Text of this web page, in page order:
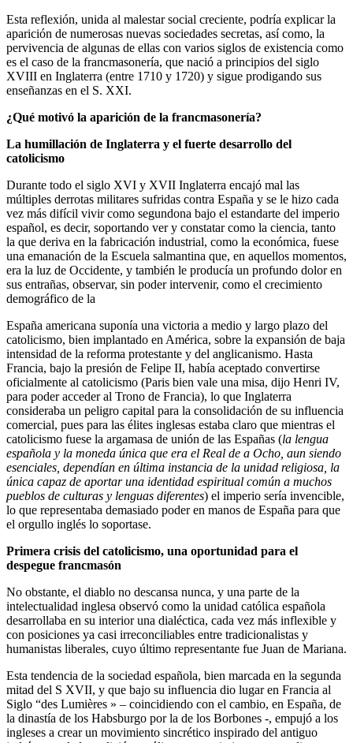
Esta reflexión, unida al malestar social creciente, podría explicar la
aparición de numerosas nuevas sociedades secretas, así como, la
pervivencia de algunas de ellas con varios siglos de existencia como
es el caso de la francmasonería, que nació a principios del siglo
XVIII en Inglaterra (entre 1710 y 1720) y sigue prodigando sus
enseñanzas en el S. XXI.
¿Qué motivó la aparición de la francmasonería?
La humillación de Inglaterra y el fuerte desarrollo del
catolicismo
Durante todo el siglo XVI y XVII Inglaterra encajó mal las
múltiples derrotas militares sufridas contra España y se le hizo cada
vez más difícil vivir como segundona bajo el estandarte del imperio
español, es decir, soportando ver y constatar como la ciencia, tanto
la que deriva en la fabricación industrial, como la económica, fuese
una emanación de la Escuela salmantina que, en aquellos momentos,
era la luz de Occidente, y también le producía un profundo dolor en
sus entrañas, observar, sin poder intervenir, como el crecimiento
demográfico de la
España americana suponía una victoria a medio y largo plazo del
catolicismo, bien implantado en América, sobre la expansión de baja
intensidad de la reforma protestante y del anglicanismo. Hasta
Francia, bajo la presión de Felipe II, había aceptado convertirse
oficialmente al catolicismo (Paris bien vale una misa, dijo Henri IV,
para poder acceder al Trono de Francia), lo que Inglaterra
consideraba un peligro capital para la consolidación de su influencia
comercial, pues para las élites inglesas estaba claro que mientras el
catolicismo fuese la argamasa de unión de las Españas (la lengua
española y la moneda única que era el Real de a Ocho, aun siendo
esenciales, dependían en última instancia de la unidad religiosa, la
única capaz de aportar una identidad espiritual común a muchos
pueblos de culturas y lenguas diferentes) el imperio sería invencible,
lo que representaba demasiado poder en manos de España para que
el orgullo inglés lo soportase.
Primera crisis del catolicismo, una oportunidad para el
despegue francmasón
No obstante, el diablo no descansa nunca, y una parte de la
intelectualidad inglesa observó como la unidad católica española
desarrollaba en su interior una dialéctica, cada vez más inflexible y
con posiciones ya casi irreconciliables entre tradicionalistas y
humanistas liberales, cuyo último representante fue Juan de Mariana.
Esta tendencia de la sociedad española, bien marcada en la segunda
mitad del S XVII, y que bajo su influencia dio lugar en Francia al
Siglo “des Lumières » – coincidiendo con el cambio, en España, de
la dinastía de los Habsburgo por la de los Borbones -, empujó a los
ingleses a crear un movimiento sincrético inspirado del antiguo